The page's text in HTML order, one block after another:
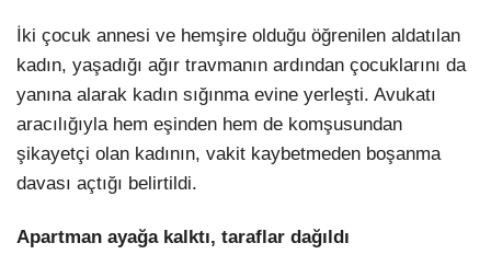
İki çocuk annesi ve hemşire olduğu öğrenilen aldatılan
kadın, yaşadığı ağır travmanın ardından çocuklarını da
yanına alarak kadın sığınma evine yerleşti. Avukatı
aracılığıyla hem eşinden hem de komşusundan
şikayetçi olan kadının, vakit kaybetmeden boşanma
davası açtığı belirtildi.
Apartman ayağa kalktı, taraflar dağıldı